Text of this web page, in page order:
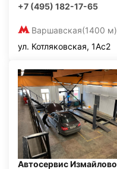
+7 (495) 182-17-65
Варшавская(1400 м)
ул. Котляковская, 1Ас2
Автосервис Измайлово